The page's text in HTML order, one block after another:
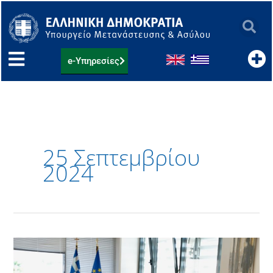
στο
περιεχόμενο
e-Υπηρεσίες
25 Σεπτεμβρίου
2024
Συνάντηση
Υπουργού